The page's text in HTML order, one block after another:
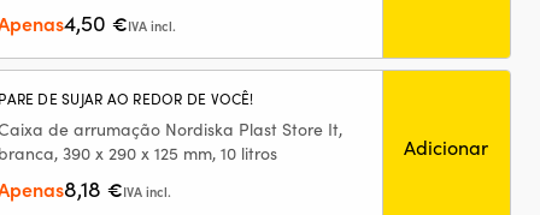
4,50€IVA incl.
PARE DE SUJAR AO REDOR DE VOCÊ!
de arrumação Nordiska Plast Store It,
branca, 390 x 290 x 125 mm, 10 litros
8,18€IVA incl.
Adicionar